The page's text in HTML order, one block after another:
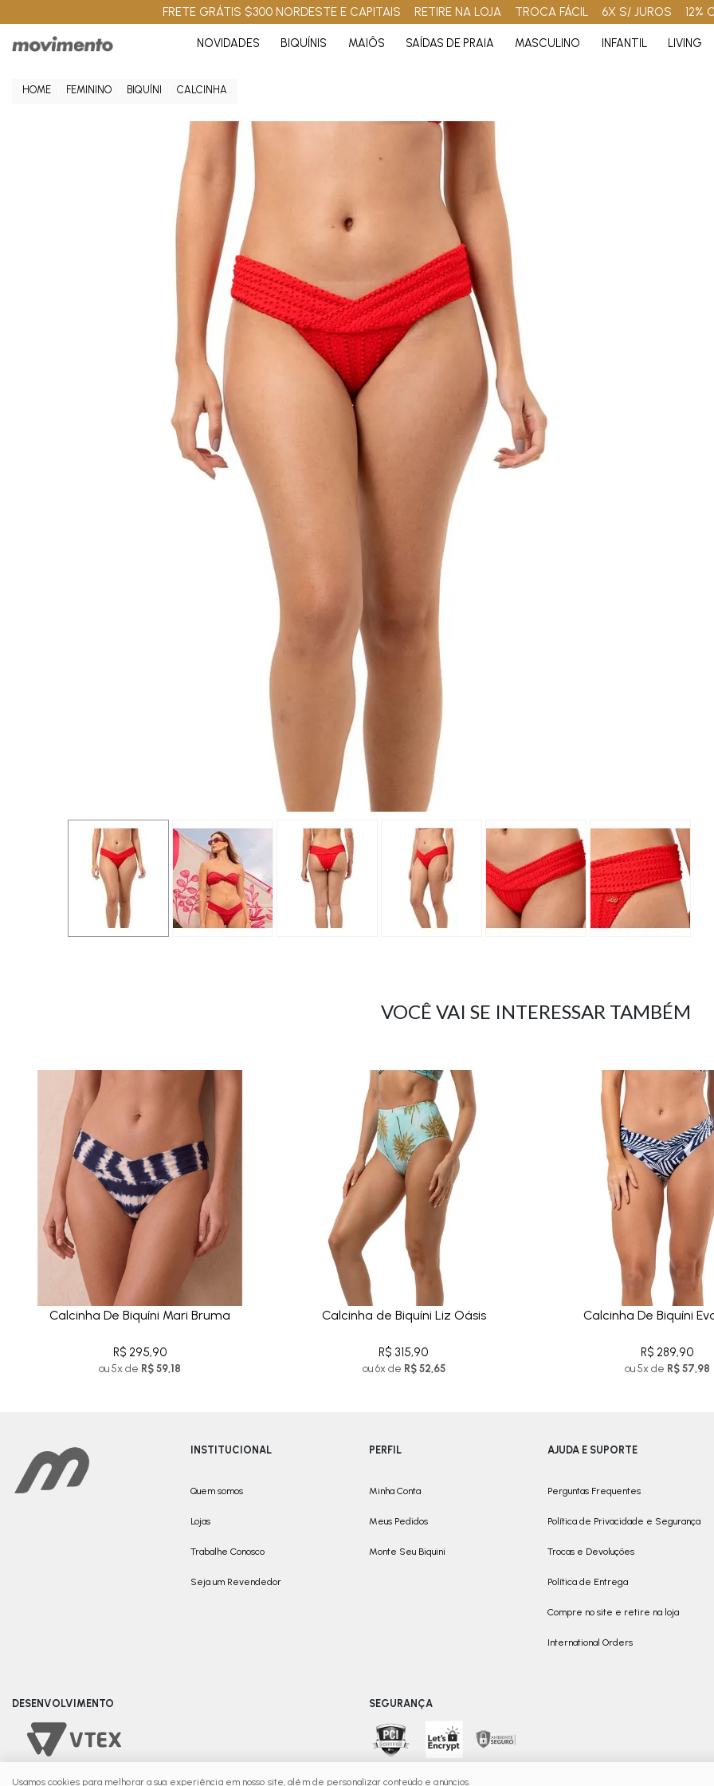
FRETE GRÁTIS $300 NORDESTE E CAPITAIS RETIRE NA LOJA TROCA FÁCIL 6X S/ JUROS 12%
NOVIDADES BIQUÍNIS MAIÔS SAÍDAS DE PRAIA MASCULINO INFANTIL LIVING
FEMININO BIQUÍNI CALCINHA
VOCÊ VAI SE INTERESSAR TAMBÉM
Calcinha De Biquíni Mari Bruma
R$ 295,90
ou 5x de R$ 59,18
Calcinha de Biquíni Liz Oásis
R$ 315,90
ou 6x de R$ 52,65
Calcinha De Biquíni
R$ 289,90
ou 5x de R$ 57,98
INSTITUCIONAL
Quem somos
Lojas
Trabalhe Conosco
Seja um Revendedor
PERFIL
Minha Conta
Meus Pedidos
Monte Seu Biquini
AJUDA E SUPORTE
Perguntas Frequentes
Política de Privacidade e Segurança
Trocas e Devoluções
Política de Entrega
Compre no site e retire na loja
International Orders
DESENVOLVIMENTO SEGURANÇA
Usamos cookies para melhorar a sua experiência em nosso site, além de personalizar conteúdo e anúncios.